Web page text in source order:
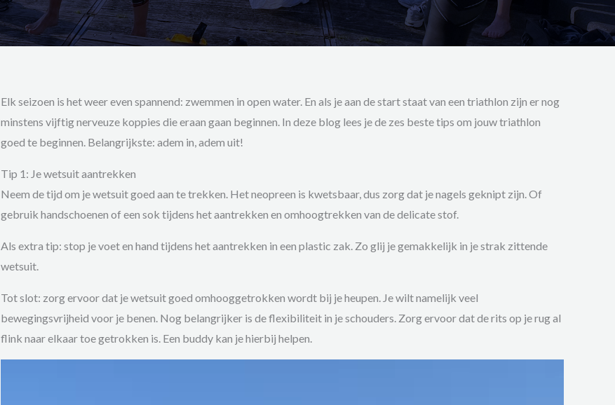
Elk seizoen is het weer even spannend: zwemmen in open water. En als je aan de start staat van een triathlon zijn er nog
minstens vijftig nerveuze koppies die eraan gaan beginnen. In deze blog lees je de zes beste tips om jouw triathlon
goed te beginnen. Belangrijkste: adem in, adem uit!
Tip 1: Je wetsuit aantrekken
Neem de tijd om je wetsuit goed aan te trekken. Het neopreen is kwetsbaar, dus zorg dat je nagels geknipt zijn. Of
gebruik handschoenen of een sok tijdens het aantrekken en omhoogtrekken van de delicate stof.
Als extra tip: stop je voet en hand tijdens het aantrekken in een plastic zak. Zo glij je gemakkelijk in je strak zittende
wetsuit.
Tot slot: zorg ervoor dat je wetsuit goed omhooggetrokken wordt bij je heupen. Je wilt namelijk veel
bewegingsvrijheid voor je benen. Nog belangrijker is de flexibiliteit in je schouders. Zorg ervoor dat de rits op je rug al
flink naar elkaar toe getrokken is. Een buddy kan je hierbij helpen.